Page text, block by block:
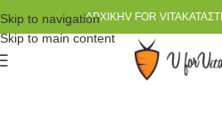
Skip to navigation
Skip to main content
ΑΡΧΙΚΉV FOR VITA